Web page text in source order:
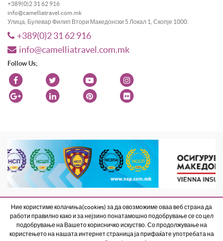
+389(0)2 31 62 916
info@camelliatravel.com.mk
Улица, Булевар Филип Втори Македонски 5 Локал 1, Скопје 1000.
+389(0)2 31 62 916
info@camelliatravel.com.mk
Follow Us;
Веб страната е изработена од Best Net Studio 2018. All Rights Reserved
Terms and Conditions
Ние користиме колачиња(cookies) за да овозможиме оваа веб страна да
работи правилно како и за нејзино понатамошно подобрување се со цел
подобрување на Вашето корисничко искуство. Со продолжување на
користењето на нашата интернет страница ја прифаќате употребата на